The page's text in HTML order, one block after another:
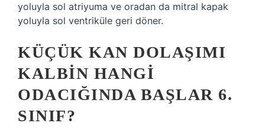
yoluyla sol atriyuma ve oradan da mitral kapak
yoluyla sol ventriküle geri döner.
KÜÇÜK KAN DOLAŞIMI
KALBIN HANGI
ODACIĞINDA BAŞLAR 6.
SINIF?